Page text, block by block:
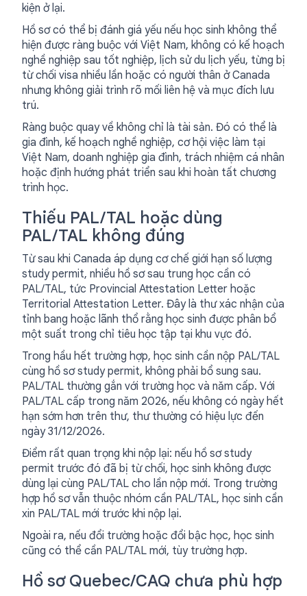
kiện ở lại.
Hồ sơ có thể bị đánh giá yếu nếu học sinh không thể
hiện được ràng buộc với Việt Nam, không có kế hoạch
nghề nghiệp sau tốt nghiệp, lịch sử du lịch yếu, từng bị
từ chối visa nhiều lần hoặc có người thân ở Canada
nhưng không giải trình rõ mối liên hệ và mục đích lưu
trú.
Ràng buộc quay về không chỉ là tài sản. Đó có thể là
gia đình, kế hoạch nghề nghiệp, cơ hội việc làm tại
Việt Nam, doanh nghiệp gia đình, trách nhiệm cá nhân
hoặc định hướng phát triển sau khi hoàn tất chương
trình học.
Thiếu PAL/TAL hoặc dùng
PAL/TAL không đúng
Từ sau khi Canada áp dụng cơ chế giới hạn số lượng
study permit, nhiều hồ sơ sau trung học cần có
PAL/TAL, tức Provincial Attestation Letter hoặc
Territorial Attestation Letter. Đây là thư xác nhận của
tỉnh bang hoặc lãnh thổ rằng học sinh được phân bổ
một suất trong chỉ tiêu học tập tại khu vực đó.
Trong hầu hết trường hợp, học sinh cần nộp PAL/TAL
cùng hồ sơ study permit, không phải bổ sung sau.
PAL/TAL thường gắn với trường học và năm cấp. Với
PAL/TAL cấp trong năm 2026, nếu không có ngày hết
hạn sớm hơn trên thư, thư thường có hiệu lực đến
ngày 31/12/2026.
Điểm rất quan trọng khi nộp lại: nếu hồ sơ study
permit trước đó đã bị từ chối, học sinh không được
dùng lại cùng PAL/TAL cho lần nộp mới. Trong trường
hợp hồ sơ vẫn thuộc nhóm cần PAL/TAL, học sinh cần
xin PAL/TAL mới trước khi nộp lại.
Ngoài ra, nếu đổi trường hoặc đổi bậc học, học sinh
cũng có thể cần PAL/TAL mới, tùy trường hợp.
Hồ sơ Quebec/CAQ chưa phù hợp